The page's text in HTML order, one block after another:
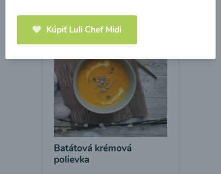
Batátová krémová
polievka
Kúpiť Luli Chef Midi